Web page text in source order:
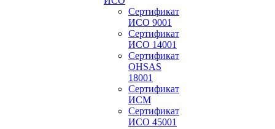
Сертификат
ИСО 9001
Сертификат
ИСО 14001
Сертификат
OHSAS
18001
Сертификат
ИСМ
Сертификат
ИСО 45001